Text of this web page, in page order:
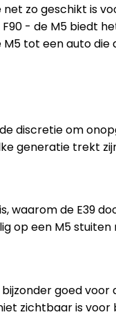
zo geschikt is
- de M5 biedt
tot een auto die
discretie om
generatie trekt
waarom de E39
op een M5
goed
zichtbaar is voor